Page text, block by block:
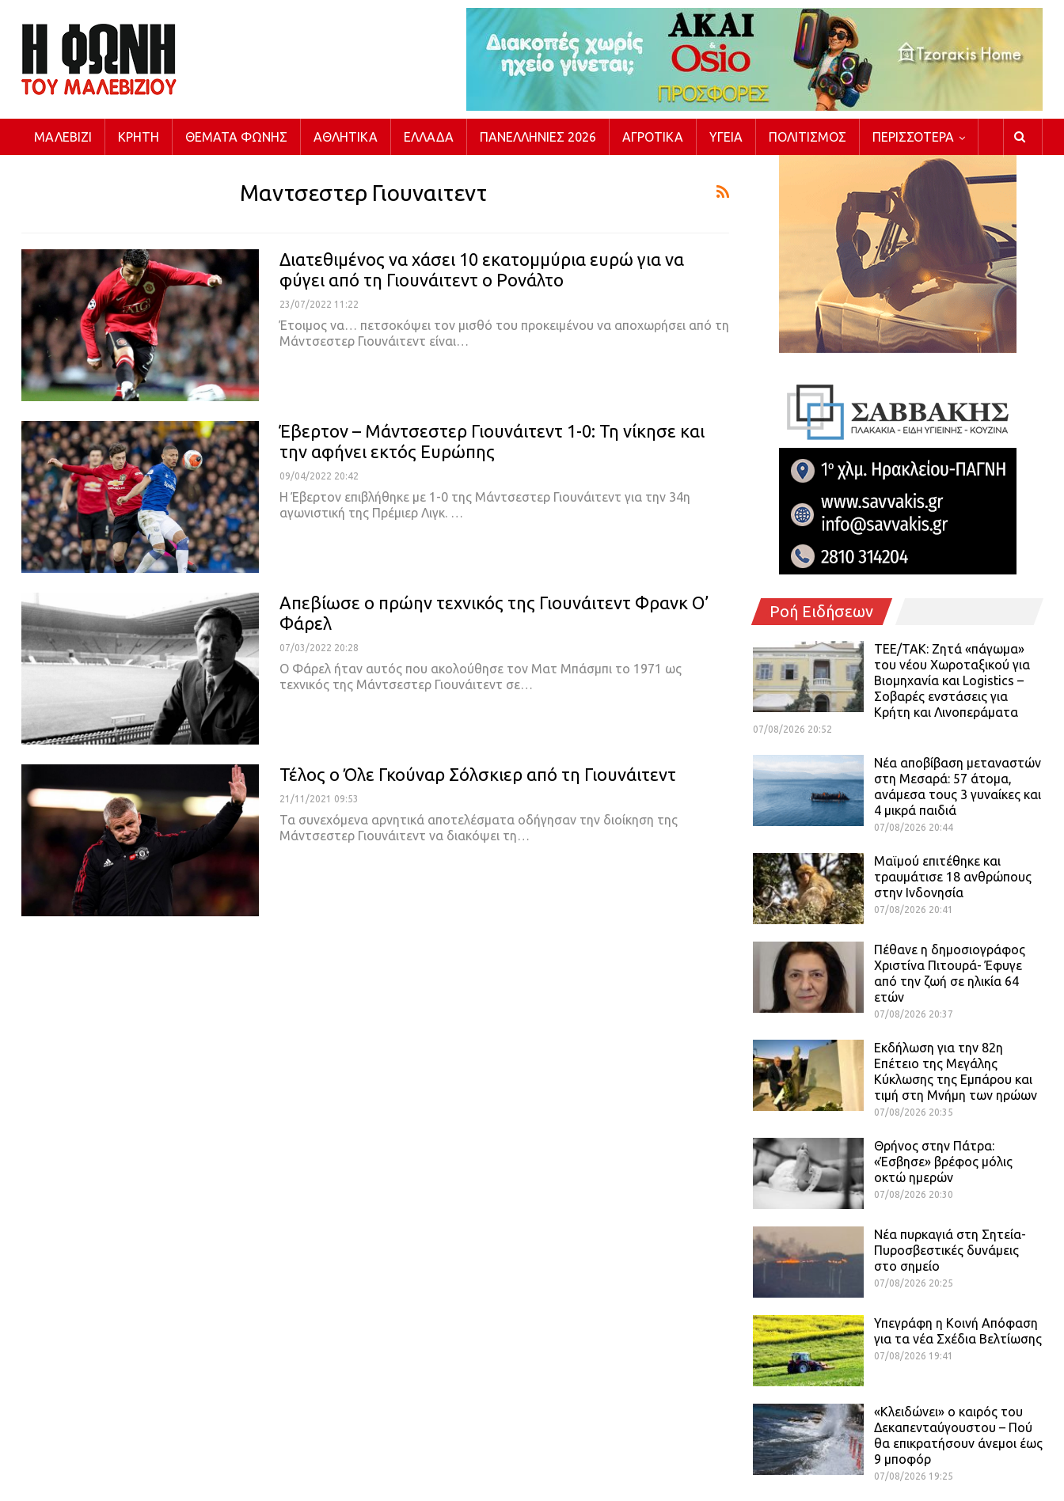
ΜΑΛΕΒΊΖΙ ΚΡΉΤΗ ΘΈΜΑΤΑ ΦΩΝΉΣ ΑΘΛΗΤΙΚΆ ΕΛΛΆΔΑ ΠΑΝΕΛΛΉΝΙΕΣ 2026 ΑΓΡΟΤΙΚΆ ΥΓΕΊΑ ΠΟΛΙΤΙΣΜΌΣ ΠΕΡΙΣΣΌΤΕΡΑ
Μαντσεστερ Γιουναιτεντ
Διατεθιμένος να χάσει 10 εκατομμύρια ευρώ για να
φύγει από τη Γιουνάιτεντ ο Ρονάλτο
23/07/2022 11:22
Έτοιμος να… πετσοκόψει τον μισθό του προκειμένου να αποχωρήσει από τη
Μάντσεστερ Γιουνάιτεντ είναι…
Έβερτον – Μάντσεστερ Γιουνάιτεντ 1-0: Τη νίκησε και
την αφήνει εκτός Ευρώπης
09/04/2022 20:42
Η Έβερτον επιβλήθηκε με 1-0 της Μάντσεστερ Γιουνάιτεντ για την 34η
αγωνιστική της Πρέμιερ Λιγκ. …
Απεβίωσε ο πρώην τεχνικός της Γιουνάιτεντ Φρανκ Ο’
Φάρελ
07/03/2022 20:28
Ο Φάρελ ήταν αυτός που ακολούθησε τον Ματ Μπάσμπι το 1971 ως
τεχνικός της Μάντσεστερ Γιουνάιτεντ σε…
Τέλος ο Όλε Γκούναρ Σόλσκιερ από τη Γιουνάιτεντ
21/11/2021 09:53
Τα συνεχόμενα αρνητικά αποτελέσματα οδήγησαν την διοίκηση της
Μάντσεστερ Γιουνάιτεντ να διακόψει τη…
Ροή Ειδήσεων
ΤΕΕ/ΤΑΚ: Ζητά «πάγωμα»
του νέου Χωροταξικού για
Βιομηχανία και Logistics –
Σοβαρές ενστάσεις για
Κρήτη και Λινοπεράματα
07/08/2026 20:52
Νέα αποβίβαση μεταναστών
στη Μεσαρά: 57 άτομα,
ανάμεσα τους 3 γυναίκες και
4 μικρά παιδιά
07/08/2026 20:44
Μαϊμού επιτέθηκε και
τραυμάτισε 18 ανθρώπους
στην Ινδονησία
07/08/2026 20:41
Πέθανε η δημοσιογράφος
Χριστίνα Πιτουρά- Έφυγε
από την ζωή σε ηλικία 64
ετών
07/08/2026 20:37
Εκδήλωση για την 82η
Επέτειο της Μεγάλης
Κύκλωσης της Εμπάρου και
τιμή στη Μνήμη των ηρώων
07/08/2026 20:35
Θρήνος στην Πάτρα:
«Έσβησε» βρέφος μόλις
οκτώ ημερών
07/08/2026 20:30
Νέα πυρκαγιά στη Σητεία-
Πυροσβεστικές δυνάμεις
στο σημείο
07/08/2026 20:25
Υπεγράφη η Κοινή Απόφαση
για τα νέα Σχέδια Βελτίωσης
07/08/2026 19:41
«Κλειδώνει» ο καιρός του
Δεκαπενταύγουστου – Πού
θα επικρατήσουν άνεμοι έως
9 μποφόρ
07/08/2026 19:25